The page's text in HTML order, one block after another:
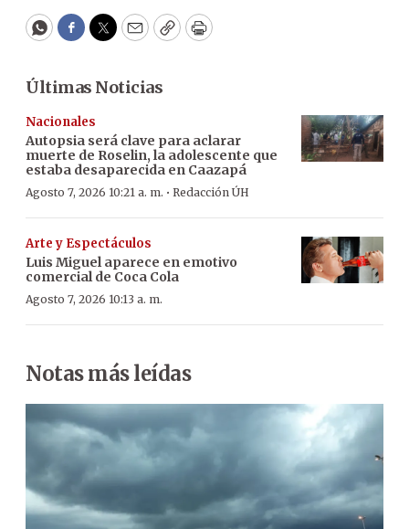
WhatsApp
Facebook
Twitter
EmailCopyPrint
Últimas Noticias
Nacionales
Autopsia será clave para aclarar
muerte de Roselin, la adolescente que
estaba desaparecida en Caazapá
Agosto 7, 2026 10:21 a. m. · Redacción ÚH
Arte y Espectáculos
Luis Miguel aparece en emotivo
comercial de Coca Cola
Agosto 7, 2026 10:13 a. m.
Notas más leídas